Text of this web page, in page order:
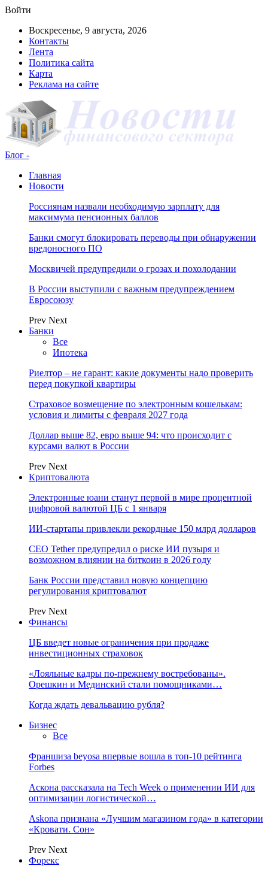
Войти
Воскресенье, 9 августа, 2026
Контакты
Лента
Политика сайта
Карта
Реклама на сайте
Блог -
Главная
Новости
Россиянам назвали необходимую зарплату для
максимума пенсионных баллов
Банки смогут блокировать переводы при обнаружении
вредоносного ПО
Москвичей предупредили о грозах и похолодании
В России выступили с важным предупреждением
Евросоюзу
Prev Next
Банки
Все
Ипотека
Риелтор – не гарант: какие документы надо проверить
перед покупкой квартиры
Страховое возмещение по электронным кошелькам:
условия и лимиты с февраля 2027 года
Доллар выше 82, евро выше 94: что происходит с
курсами валют в России
Prev Next
Криптовалюта
Электронные юани станут первой в мире процентной
цифровой валютой ЦБ с 1 января
ИИ-стартапы привлекли рекордные 150 млрд долларов
CEO Tether предупредил о риске ИИ пузыря и
возможном влиянии на биткоин в 2026 году
Банк России представил новую концепцию
регулирования криптовалют
Prev Next
Финансы
ЦБ введет новые ограничения при продаже
инвестиционных страховок
«Лояльные кадры по-прежнему востребованы».
Орешкин и Мединский стали помощниками…
Когда ждать девальвацию рубля?
Бизнес
Все
Франшиза beyosa впервые вошла в топ-10 рейтинга
Forbes
Аскона рассказала на Tech Week о применении ИИ для
оптимизации логистической…
Askona признана «Лучшим магазином года» в категории
«Кровати. Сон»
Prev Next
Форекс